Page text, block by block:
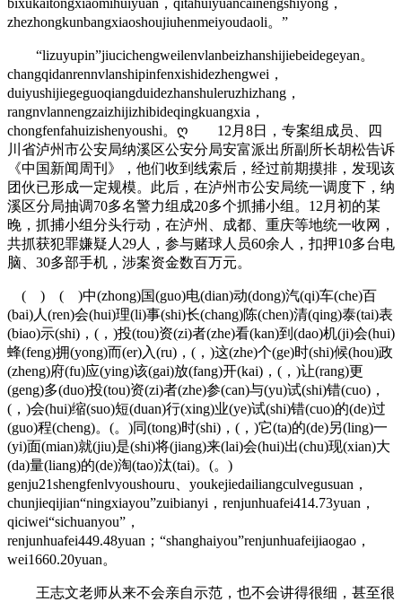
zhezhongkunbangxiaoshoujiuhenmeiyoudaoli。”
“lizuyupin”jiucichengweilenvlanbeizhanshijiebeidegeyan。
changqidanrennvlanshipinfenxishidezhengwei，
duiyushijiegeguoqiangduidezhanshuleruzhizhang，
rangnvlannengzaizhijizhibideqingkuangxia，
chongfenfahuizishenyoushi。ღ 12月8日，专案组成员、四
川省泸州市公安局纳溪区公安分局安富派出所副所长胡松告诉
《中国新闻周刊》，他们收到线索后，经过前期摸排，发现该
团伙已形成一定规模。此后，在泸州市公安局统一调度下，纳
溪区分局抽调70多名警力组成20多个抓捕小组。12月初的某
晚，抓捕小组分头行动，在泸州、成都、重庆等地统一收网，
共抓获犯罪嫌疑人29人，参与赌球人员60余人，扣押10多台电
脑、30多部手机，涉案资金数百万元。
( ) ( )中(zhong)国(guo)电(dian)动(dong)汽(qi)车(che)百
(bai)人(ren)会(hui)理(li)事(shi)长(chang)陈(chen)清(qing)泰(tai)表
(biao)示(shi)，(，)投(tou)资(zi)者(zhe)看(kan)到(dao)机(ji)会(hui)
蜂(feng)拥(yong)而(er)入(ru)，(，)这(zhe)个(ge)时(shi)候(hou)政
(zheng)府(fu)应(ying)该(gai)放(fang)开(kai)，(，)让(rang)更
(geng)多(duo)投(tou)资(zi)者(zhe)参(can)与(yu)试(shi)错(cuo)，
(，)会(hui)缩(suo)短(duan)行(xing)业(ye)试(shi)错(cuo)的(de)过
(guo)程(cheng)。(。)同(tong)时(shi)，(，)它(ta)的(de)另(ling)一
(yi)面(mian)就(jiu)是(shi)将(jiang)来(lai)会(hui)出(chu)现(xian)大
(da)量(liang)的(de)淘(tao)汰(tai)。(。)
genju21shengfenlvyoushouru、youkejiedailiangculvegusuan，
chunjieqijian“ningxiayou”zuibianyi，renjunhuafei414.73yuan，
qiciwei“sichuanyou”，
renjunhuafei449.48yuan；“shanghaiyou”renjunhuafeijiaogao，
wei1660.20yuan。
王志文老师从来不会亲自示范，也不会讲得很细，甚至很